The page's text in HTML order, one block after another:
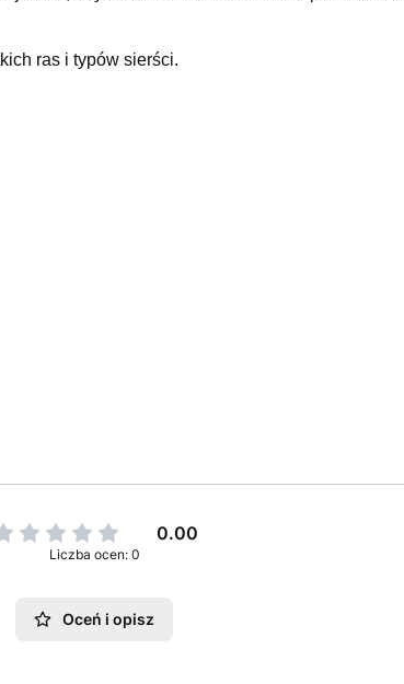
ras i typów sierści.
0.00
Liczba ocen: 0
Oceń i opisz